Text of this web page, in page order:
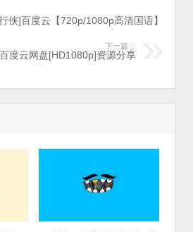
侠]百度云【720p/1080p高清国语】
下一篇：
百度云网盘[HD1080p]资源分享